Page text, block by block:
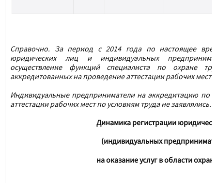
Справочно. За период с 2014 года по настоящее
юридических лиц и индивидуальных
осуществление функций специалиста по охране
аккредитованных на проведение аттестации рабочих мест
Индивидуальные предприниматели на аккредитацию по
аттестации рабочих мест по условиям труда не заявлялись.
Динамика регистрации
(индивидуальных
на оказание услуг в области